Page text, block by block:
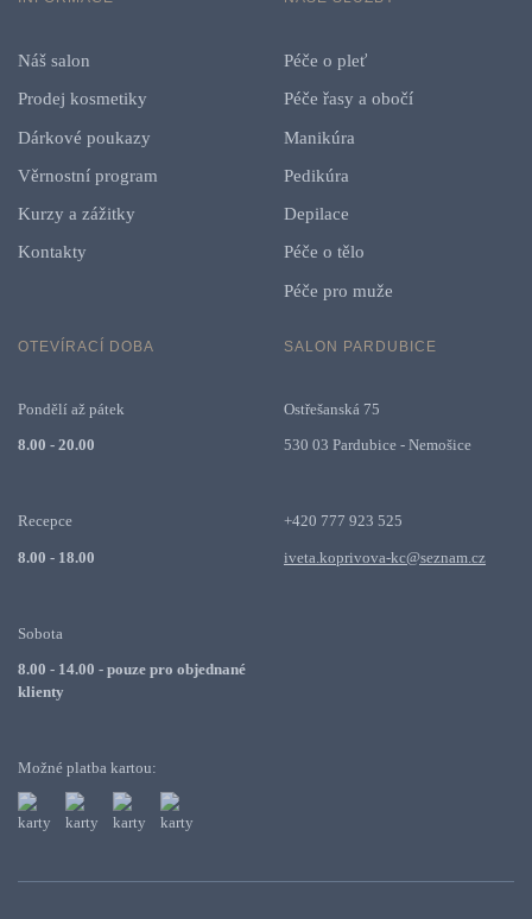
Náš salon
Prodej kosmetiky
Dárkové poukazy
Věrnostní program
Kurzy a zážitky
Kontakty
Péče o pleť
Péče řasy a obočí
Manikúra
Pedikúra
Depilace
Péče o tělo
Péče pro muže
OTEVÍRACÍ DOBA
Pondělí až pátek
8.00 - 20.00
Recepce
8.00 - 18.00
Sobota
8.00 - 14.00 - pouze pro objednané
klienty
Možné platba kartou:
SALON PARDUBICE
Ostřešanská 75
530 03 Pardubice - Nemošice
+420 777 923 525
iveta.koprivova-kc@seznam.cz